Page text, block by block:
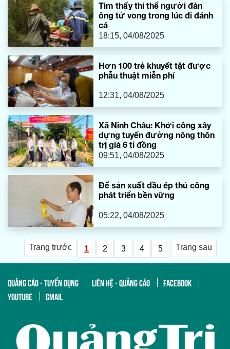
Tìm thấy thi thể người đàn
ông tử vong trong lúc đi đánh
cá
18:15, 04/08/2025
Hơn 100 trẻ khuyết tật được
phẫu thuật miễn phí
12:31, 04/08/2025
Xã Ninh Châu: Khởi công xây
dựng tuyến đường nông thôn
trị giá 6 tỉ đồng
09:51, 04/08/2025
Để sản xuất dầu ép thủ công
phát triển bền vững
05:22, 04/08/2025
Trang trước 1 2 3 4 5 Trang sau
QUẢNG CÁO - TUYỂN DỤNG LIÊN HỆ - QUẢNG CÁO
FACEBOOK
YOUTUBE
GMAIL